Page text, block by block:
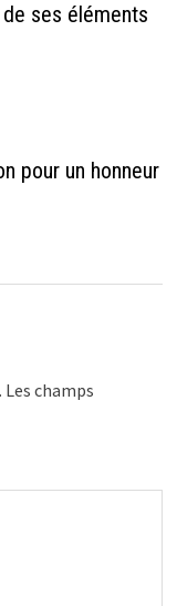
ses éléments
pour un honneur
Les champs